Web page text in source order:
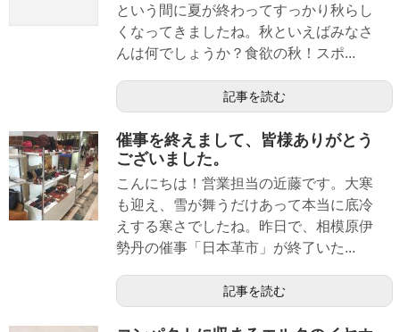
という間に夏が終わってすっかり秋らし
くなってきましたね。秋といえばみなさ
んは何でしょうか？食欲の秋！スポ...
記事を読む
催事を終えまして、皆様ありがとう
ございました。
こんにちは！営業担当の近藤です。大寒
も迎え、雪が舞うだけあって本当に底冷
えする寒さでしたね。昨日で、相模原伊
勢丹の催事「日本革市」が終了いた...
記事を読む